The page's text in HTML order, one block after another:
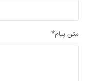
متن پیام*